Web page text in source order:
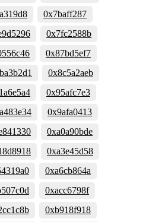
0x7baff287
0x7fc2588b
0x87bd5ef7
0x8c5a2aeb
0x95afc7e3
0x9afa0413
0xa0a90bde
0xa3e45d58
0xa6cb864a
0xacc6798f
0xb918f918